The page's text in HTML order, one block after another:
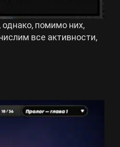
помимо них,
все активности,